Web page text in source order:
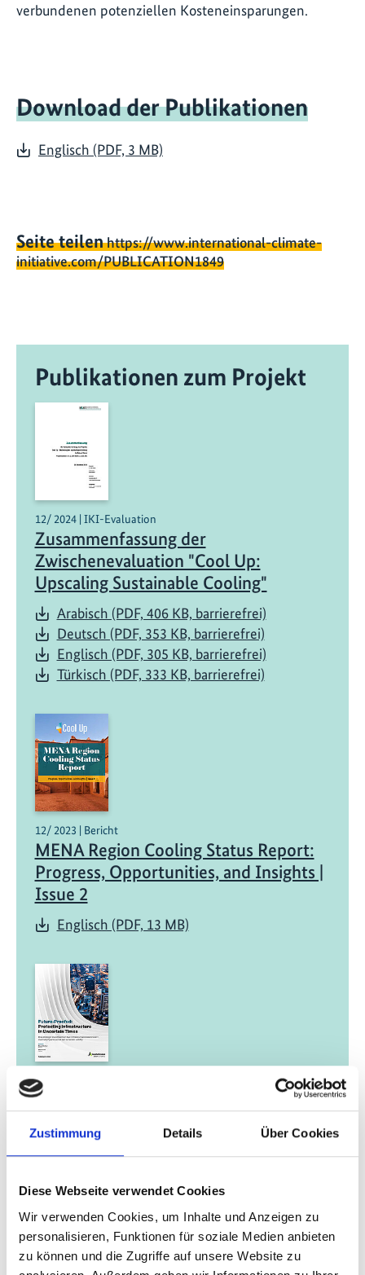
Zustimmung Details Über Cookies
Diese Webseite verwendet Cookies
Wir verwenden Cookies, um Inhalte und Anzeigen zu
personalisieren, Funktionen für soziale Medien anbieten
zu können und die Zugriffe auf unsere Website zu
verbundenen potenziellen Kosteneinsparungen.
Download der Publikationen
Englisch (PDF, 3 MB)
Seite teilenhttps://www.international-climate-
initiative.com/PUBLICATION1849
Publikationen zum Projekt
12/ 2024 | IKI-Evaluation
Zusammenfassung der
Zwischenevaluation "Cool Up:
Upscaling Sustainable Cooling"
Arabisch (PDF, 406 KB, barrierefrei)
Deutsch (PDF, 353 KB, barrierefrei)
Englisch (PDF, 305 KB, barrierefrei)
Türkisch (PDF, 333 KB, barrierefrei)
12/ 2023 | Bericht
MENA Region Cooling Status Report:
Progress, Opportunities, and Insights |
Issue 2
Englisch (PDF, 13 MB)
06/ 2022 | Bericht
Future-Proofed: Protecting
Infrastructure in Uncertain Times
Englisch (PDF, 3 MB)